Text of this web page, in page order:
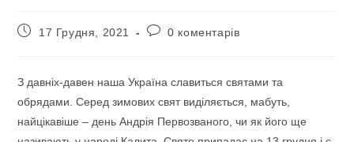
Запис17 Грудня, 2021
Коментарі
0 коментарів
З давніх-давен наша Україна славиться святами та
обрядами. Серед зимових свят виділяється, мабуть,
найцікавіше – день Андрія Первозваного, чи як його ще